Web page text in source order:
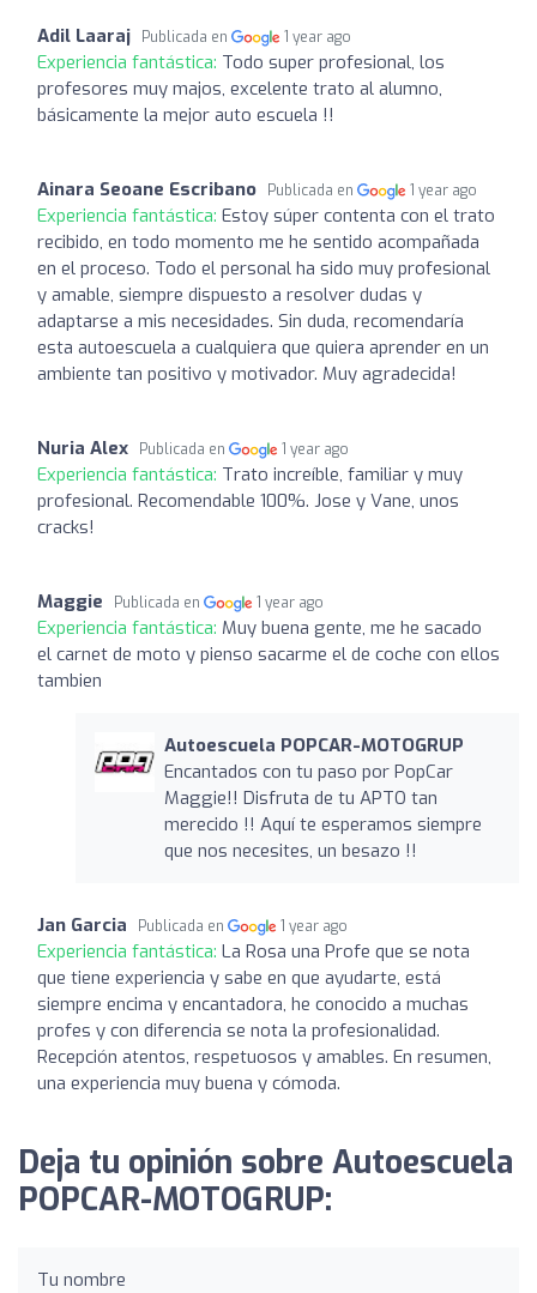
Adil Laaraj Publicada en 1 year ago
Experiencia fantástica: Todo super profesional, los
profesores muy majos, excelente trato al alumno,
básicamente la mejor auto escuela !!
Ainara Seoane Escribano Publicada en 1 year ago
Experiencia fantástica: Estoy súper contenta con el trato
recibido, en todo momento me he sentido acompañada
en el proceso. Todo el personal ha sido muy profesional
y amable, siempre dispuesto a resolver dudas y
adaptarse a mis necesidades. Sin duda, recomendaría
esta autoescuela a cualquiera que quiera aprender en un
ambiente tan positivo y motivador. Muy agradecida!
Nuria Alex Publicada en 1 year ago
Experiencia fantástica: Trato increíble, familiar y muy
profesional. Recomendable 100%. Jose y Vane, unos
cracks!
Maggie Publicada en 1 year ago
Experiencia fantástica: Muy buena gente, me he sacado
el carnet de moto y pienso sacarme el de coche con ellos
tambien
Autoescuela POPCAR-MOTOGRUP
Encantados con tu paso por PopCar
Maggie!! Disfruta de tu APTO tan
merecido !! Aquí te esperamos siempre
que nos necesites, un besazo !!
Jan Garcia Publicada en 1 year ago
Experiencia fantástica: La Rosa una Profe que se nota
que tiene experiencia y sabe en que ayudarte, está
siempre encima y encantadora, he conocido a muchas
profes y con diferencia se nota la profesionalidad.
Recepción atentos, respetuosos y amables. En resumen,
una experiencia muy buena y cómoda.
Deja tu opinión sobre Autoescuela
POPCAR-MOTOGRUP:
Tu nombre